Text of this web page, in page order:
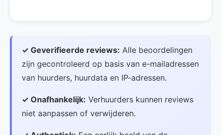
✓ Geverifieerde reviews: Alle beoordelingen
zijn gecontroleerd op basis van e-mailadressen
van huurders, huurdata en IP-adressen.
✓ Onafhankelijk: Verhuurders kunnen reviews
niet aanpassen of verwijderen.